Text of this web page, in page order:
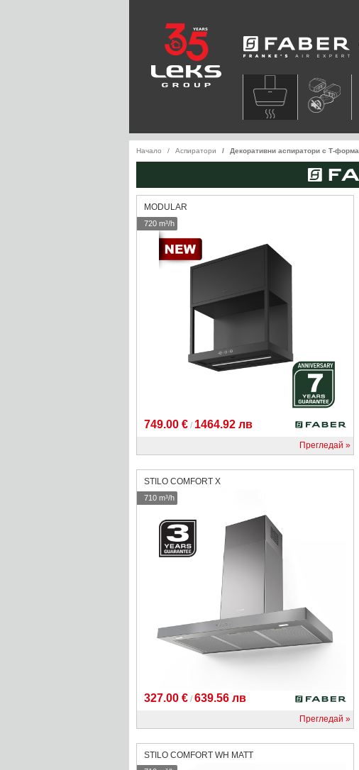
Faber
Начало Аспиратори Декоративни аспиратори с Т-форма
MODULAR
749.00 € / 1464.92 лв
Прегледай
720 m³/h
STILO COMFORT X
327.00 € / 639.56 лв
Прегледай
710 m³/h
STILO COMFORT WH МАТТ